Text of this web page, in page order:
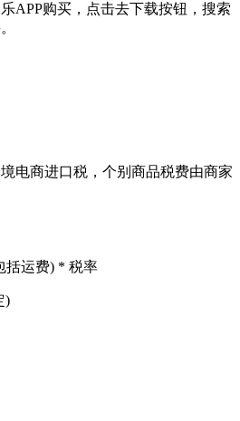
APP购买，点击去下载按钮，搜索
电商进口税，个别商品税费由商家
括运费) * 税率
)